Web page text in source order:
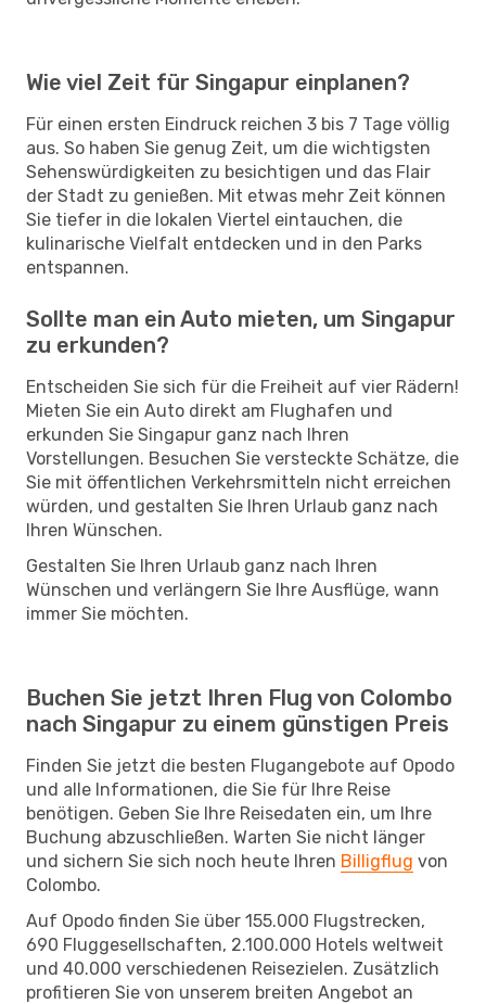
Wie viel Zeit für Singapur einplanen?
Für einen ersten Eindruck reichen 3 bis 7 Tage völlig
aus. So haben Sie genug Zeit, um die wichtigsten
Sehenswürdigkeiten zu besichtigen und das Flair
der Stadt zu genießen. Mit etwas mehr Zeit können
Sie tiefer in die lokalen Viertel eintauchen, die
kulinarische Vielfalt entdecken und in den Parks
entspannen.
Sollte man ein Auto mieten, um Singapur
zu erkunden?
Entscheiden Sie sich für die Freiheit auf vier Rädern!
Mieten Sie ein Auto direkt am Flughafen und
erkunden Sie Singapur ganz nach Ihren
Vorstellungen. Besuchen Sie versteckte Schätze, die
Sie mit öffentlichen Verkehrsmitteln nicht erreichen
würden, und gestalten Sie Ihren Urlaub ganz nach
Ihren Wünschen.
Gestalten Sie Ihren Urlaub ganz nach Ihren
Wünschen und verlängern Sie Ihre Ausflüge, wann
immer Sie möchten.
Buchen Sie jetzt Ihren Flug von Colombo
nach Singapur zu einem günstigen Preis
Finden Sie jetzt die besten Flugangebote auf Opodo
und alle Informationen, die Sie für Ihre Reise
benötigen. Geben Sie Ihre Reisedaten ein, um Ihre
Buchung abzuschließen. Warten Sie nicht länger
und sichern Sie sich noch heute Ihren Billigflug von
Colombo.
Auf Opodo finden Sie über 155.000 Flugstrecken,
690 Fluggesellschaften, 2.100.000 Hotels weltweit
und 40.000 verschiedenen Reisezielen. Zusätzlich
profitieren Sie von unserem breiten Angebot an